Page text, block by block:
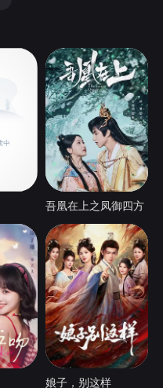
吾凰在上之凤御四方
娘子，别这样